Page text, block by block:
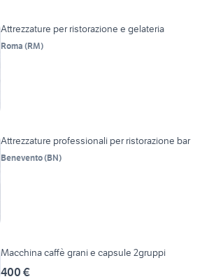
Attrezzature per ristorazione e gelateria
Roma (RM)
Attrezzature professionali per ristorazione bar
Benevento(BN)
Macchina caffè grani e capsule 2gruppi
400 €